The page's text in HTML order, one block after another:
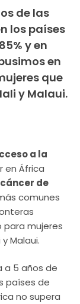
de las
los países
y en
en
que
y Malaui.
a la
en África
de
comunes
para mujeres
Malaui.
a 5 años de
países de
no supera